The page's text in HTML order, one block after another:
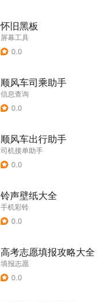
怀旧黑板
屏幕工具
0.0
顺风车司乘助手
信息查询
0.0
顺风车出行助手
司机接单助手
0.0
铃声壁纸大全
手机彩铃
0.0
高考志愿填报攻略大全
填报志愿
0.0